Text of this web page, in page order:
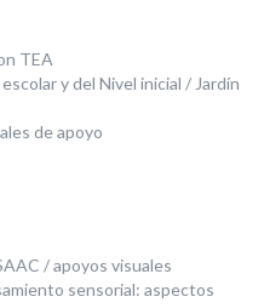
TEA
y del Nivel inicial / Jardín
de apoyo
/ apoyos visuales
sensorial: aspectos